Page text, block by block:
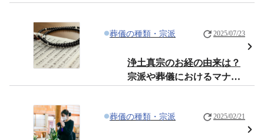
葬儀の種類・宗派 2025/07/23
浄土真宗のお経の由来は？
宗派や葬儀におけるマナー
葬儀の種類・宗派 2025/02/21